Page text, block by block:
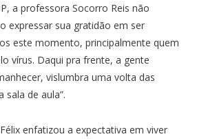
a professora Socorro Reis não
expressar sua gratidão em ser
este momento, principalmente quem
vírus. Daqui pra frente, a gente
vislumbra uma volta das
sala de aula”.
enfatizou a expectativa em viver